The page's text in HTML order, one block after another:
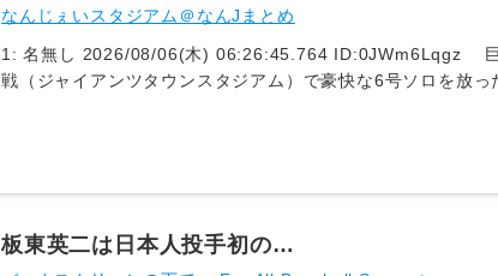
い」
なんじぇいスタジアム＠なんJまとめ
1: 名無し 2026/08/06(木) 06:26:45.764 ID:0JWm6Lqgz 巨人・浅野翔吾外野手が、4日のファーム・リーグDeNA
戦（ジャイアンツタウンスタジアム）で豪快な6号ソロを放
「上に呼ばれるのを待っています」「2軍でやることないね
5号を放っており、直近3試合で2発。量産モードに入って
打）をマーク。長打力も発揮し始め、ファンの期待も高まる
板東英二は日本人投手初の…